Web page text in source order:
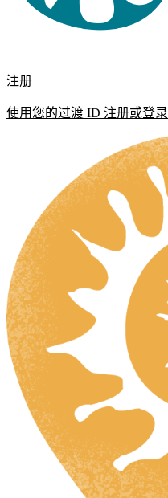
注册
使用您的过渡 ID 注册或登录